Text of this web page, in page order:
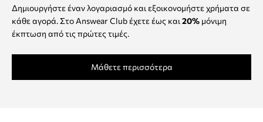
Δημιουργήστε έναν λογαριασμό και εξοικονομήστε χρήματα σε
κάθε αγορά. Στο Answear Club έχετε έως και 20% μόνιμη
έκπτωση από τις πρώτες τιμές.
Μάθετε περισσότερα